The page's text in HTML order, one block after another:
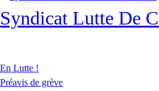
Syndicat Lutte De
En Lutte !
Préavis de grève